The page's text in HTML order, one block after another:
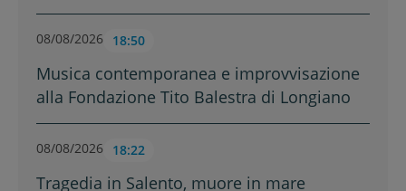
08/08/2026 18:50
Musica contemporanea e improvvisazione
alla Fondazione Tito Balestra di Longiano
08/08/2026 18:22
Tragedia in Salento, muore in mare